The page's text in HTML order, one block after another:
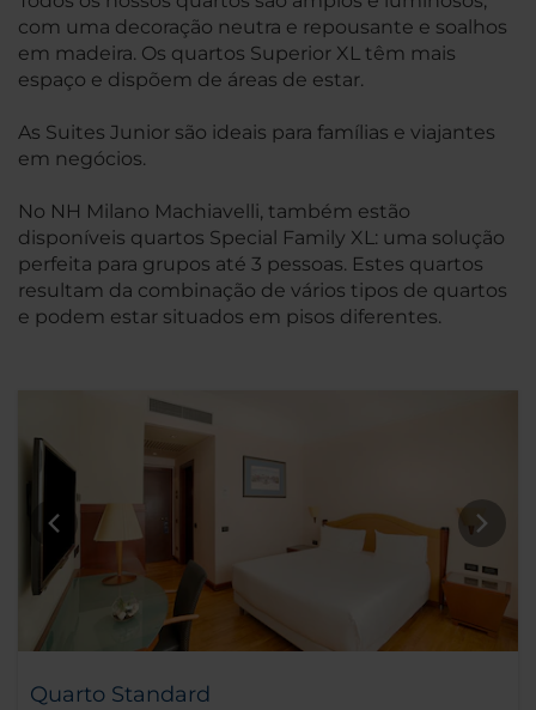
com uma decoração neutra e repousante e soalhos
em madeira. Os quartos Superior XL têm mais
espaço e dispõem de áreas de estar.
As Suites Junior são ideais para famílias e viajantes
em negócios.
No NH Milano Machiavelli, também estão
disponíveis quartos Special Family XL: uma solução
perfeita para grupos até 3 pessoas. Estes quartos
resultam da combinação de vários tipos de quartos
e podem estar situados em pisos diferentes.
Quarto Standard